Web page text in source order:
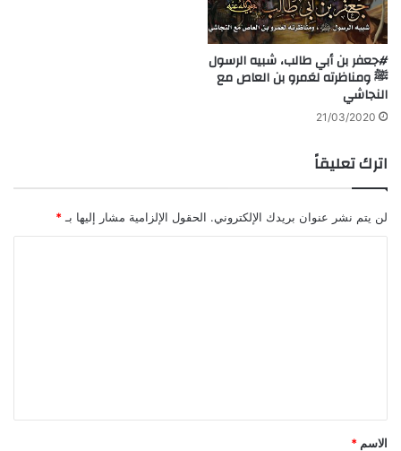
#جعفر بن أبي طالب، شبيه الرسول
ﷺ ومناظرته لعَمرو بن العاص مع
النجاشي
21/03/2020
اترك تعليقاً
لن يتم نشر عنوان بريدك الإلكتروني. الحقول الإلزامية مشار إليها بـ *
*
الاسم *